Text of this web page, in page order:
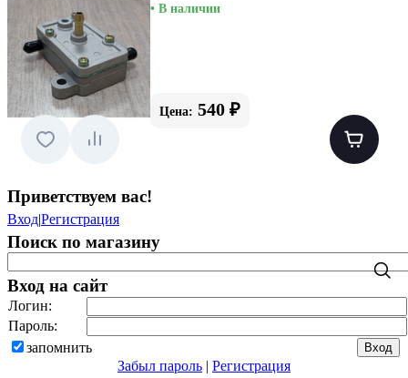
• В наличии
Цена: 540 ₽
Приветствуем вас!
Вход|Регистрация
Поиск по магазину
Вход на сайт
Логин:
Пароль:
запомнить
Забыл пароль | Регистрация